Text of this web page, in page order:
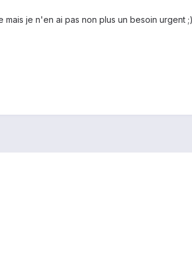
je n'en ai pas non plus un besoin urgent ;)